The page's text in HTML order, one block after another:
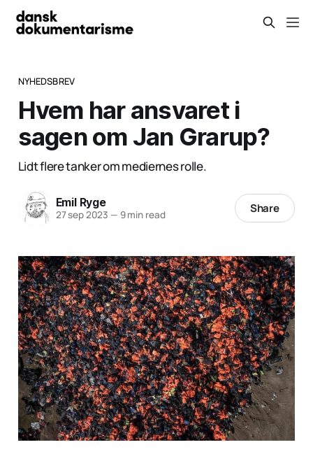
NYHEDSBREV
Hvem har ansvaret i
sagen om Jan Grarup?
Lidt flere tanker om mediernes rolle.
Emil Ryge
27 sep 2023 — 9 min read Share